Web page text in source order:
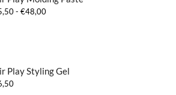
- €48,00Prijsklasse:
Play Styling Gel